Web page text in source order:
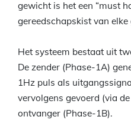
gewicht is het een “must
gereedschapskist van
Het systeem bestaat uit
De zender (Phase-1A)
1Hz puls als
vervolgens gevoerd (via
ontvanger (Phase-1B).